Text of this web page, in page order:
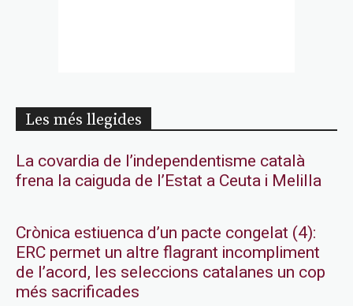
Les més llegides
La covardia de l’independentisme català
frena la caiguda de l’Estat a Ceuta i Melilla
Crònica estiuenca d’un pacte congelat (4):
ERC permet un altre flagrant incompliment
de l’acord, les seleccions catalanes un cop
més sacrificades